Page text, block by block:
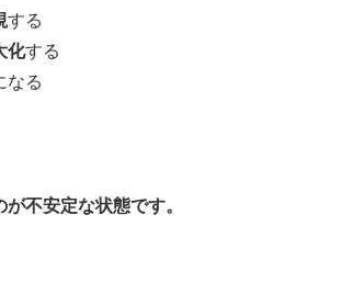
する
化する
なる
不安定な状態です。